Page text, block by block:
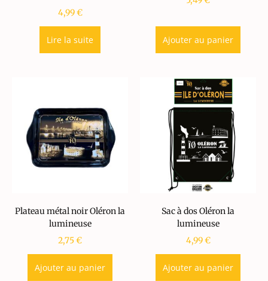
4,99€
Lire la suite Ajouter au panier
Plateau métal noir Oléron la
lumineuse
2,75€
Ajouter au panier
Sac à dos Oléron la
lumineuse
4,99€
Ajouter au panier